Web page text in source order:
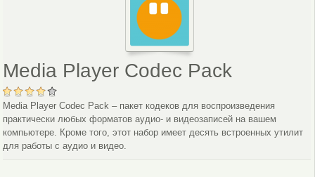
Media Player Codec Pack
Media Player Codec Pack – пакет кодеков для воспроизведения
практически любых форматов аудио- и видеозаписей на вашем
компьютере. Кроме того, этот набор имеет десять встроенных утилит
для работы с аудио и видео.